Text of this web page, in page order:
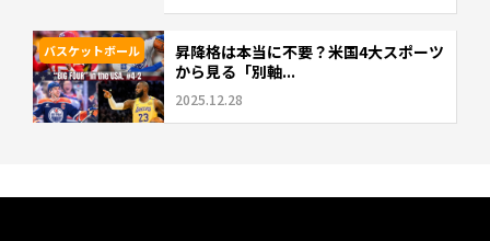
バスケットボール
昇降格は本当に不要？米国4大スポーツ
から見る「別軸...
2025.12.28